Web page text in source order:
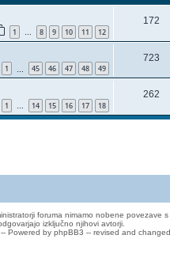
1 … 8 9 10 11 12
172
1 45 46 47 48 49
723
1 … 14 15 16 17 18
262
foruma nimamo nobene povezave s
izključno njihovi avtorji.
Powered by phpBB3 -- revised and